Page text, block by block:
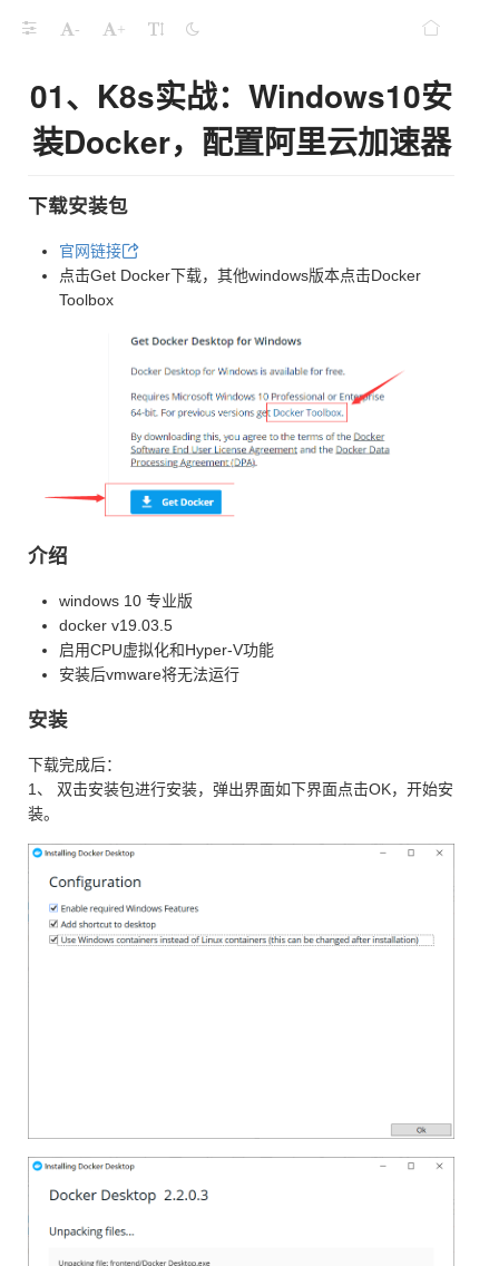
- +
01、K8s实战：Windows10安
装Docker，配置阿里云加速器
下载安装包
官网链接
点击Get Docker下载，其他windows版本点击Docker
Toolbox
介绍
windows 10 专业版
docker v19.03.5
启用CPU虚拟化和Hyper-V功能
安装后vmware将无法运行
安装
下载完成后：
1、 双击安装包进行安装，弹出界面如下界面点击OK，开始安
装。